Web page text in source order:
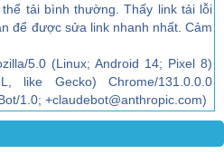
tải bình thường. Thấy link tải lỗi
để được sửa link nhanh nhất. Cảm
5.0 (Linux; Android 14; Pixel 8)
like Gecko) Chrome/131.0.0.0
1.0; +claudebot@anthropic.com)